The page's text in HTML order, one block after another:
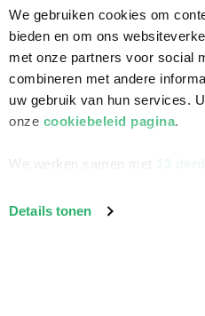
We gebruiken cookies om
bieden en om ons
met onze partners voor social
combineren met andere
uw gebruik van hun services.
onze cookiebeleid pagina.
We werken samen met 13
Details tonen
Bezorging
Betalen
Retourneren
Veelgestelde vragen